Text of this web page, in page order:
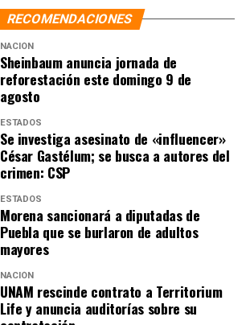
RECOMENDACIONES
NACIÓN
Sheinbaum anuncia jornada de
reforestación este domingo 9 de
agosto
ESTADOS
Se investiga asesinato de «influencer»
César Gastélum; se busca a autores del
crimen: CSP
ESTADOS
Morena sancionará a diputadas de
Puebla que se burlaron de adultos
mayores
NACIÓN
UNAM rescinde contrato a Territorium
Life y anuncia auditorías sobre su